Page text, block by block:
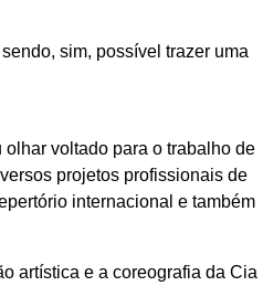
sim, possível trazer uma
voltado para o trabalho de
projetos profissionais de
internacional e também
artística e a coreografia da Cia